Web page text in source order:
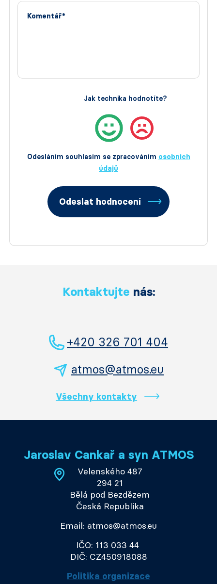
Komentář*
Odesláním souhlasím se zpracováním osobních
údajů
Jak technika hodnotíte?
Odeslat hodnocení
Kontaktujte nás:
+420 326 701 404
atmos@atmos.eu
Všechny kontakty
Jaroslav Cankař a syn ATMOS
Velenského 487
294 21
Bělá pod Bezdězem
Česká Republika
Email: atmos@atmos.eu
IČO: 113 033 44
DIČ: CZ450918088
Politika organizace